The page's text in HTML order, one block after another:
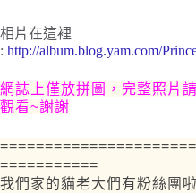
相片在這裡
: http://album.blog.yam.com/
網誌上僅放拼圖，完整照片
觀看~謝謝
===========
我們家的貓老大們有粉絲團